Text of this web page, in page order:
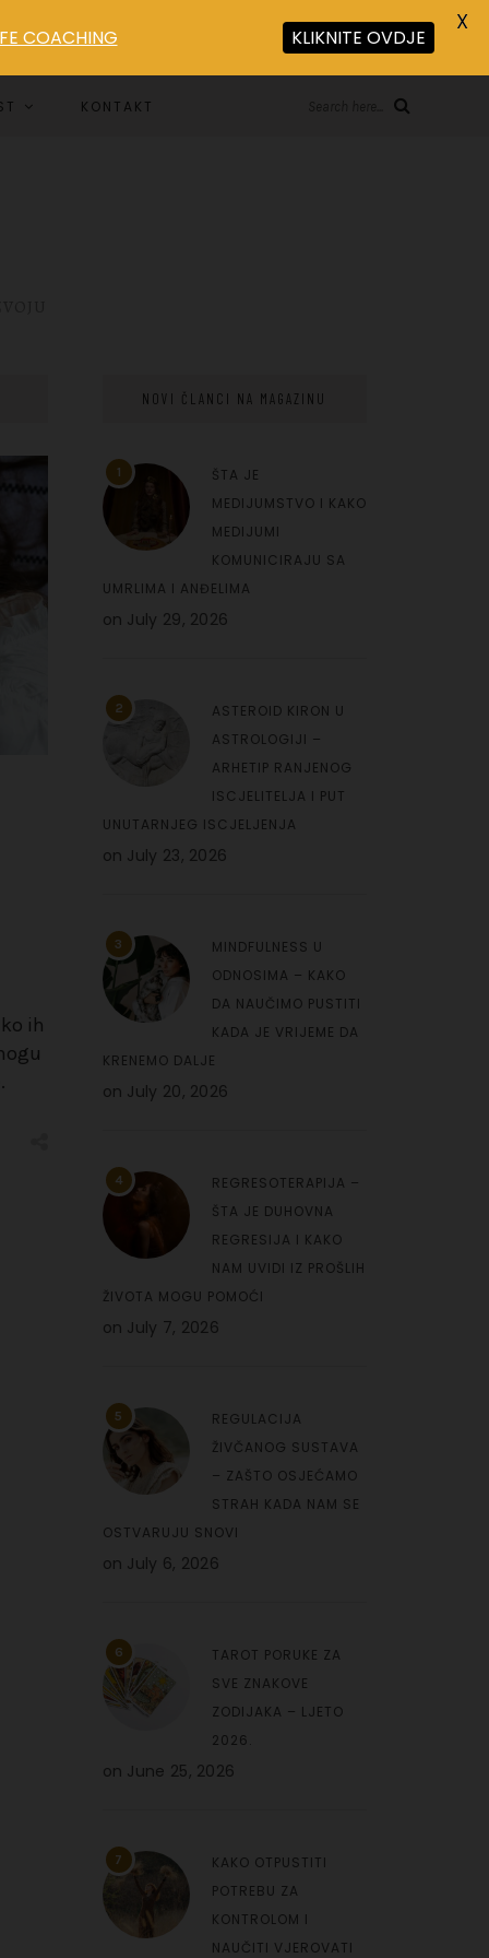
KONTAKT
ih
NOVI ČLANCI NA MAGAZINU
1
ŠTA JE
MEDIJUMSTVO I KAKO
MEDIJUMI
KOMUNICIRAJU SA
UMRLIMA I ANĐELIMA
on July 29, 2026
2
ASTEROID KIRON U
ASTROLOGIJI –
ARHETIP RANJENOG
ISCJELITELJA I PUT
UNUTARNJEG ISCJELJENJA
on July 23, 2026
3
MINDFULNESS U
ODNOSIMA – KAKO
DA NAUČIMO PUSTITI
KADA JE VRIJEME DA
KRENEMO DALJE
on July 20, 2026
4
REGRESOTERAPIJA –
ŠTA JE DUHOVNA
REGRESIJA I KAKO
NAM UVIDI IZ PROŠLIH
ŽIVOTA MOGU POMOĆI
on July 7, 2026
5
REGULACIJA
ŽIVČANOG SUSTAVA
– ZAŠTO OSJEĆAMO
STRAH KADA NAM SE
OSTVARUJU SNOVI
on July 6, 2026
6
TAROT PORUKE ZA
SVE ZNAKOVE
ZODIJAKA – LJETO
2026.
on June 25, 2026
7
KAKO OTPUSTITI
POTREBU ZA
KONTROLOM I
NAUČITI VJEROVATI
COACHING KLIKNITE OVDJE
X